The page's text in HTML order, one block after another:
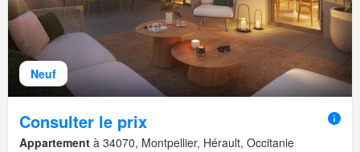
Neuf
Consulter le prix
Appartement à 34070, Montpellier, Hérault, Occitanie